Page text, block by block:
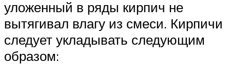
уложенный в ряды кирпич не
вытягивал влагу из смеси. Кирпичи
следует укладывать следующим
образом: